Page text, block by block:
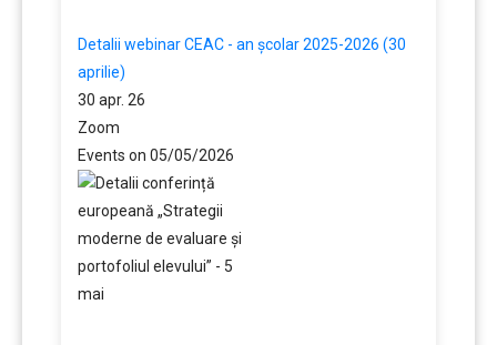
Detalii webinar CEAC - an școlar 2025-2026 (30
aprilie)
30 apr. 26
Zoom
Events on 05/05/2026